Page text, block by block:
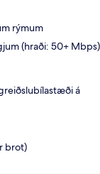
rýmum
(hraði: 50+ Mbps)
á
brot)